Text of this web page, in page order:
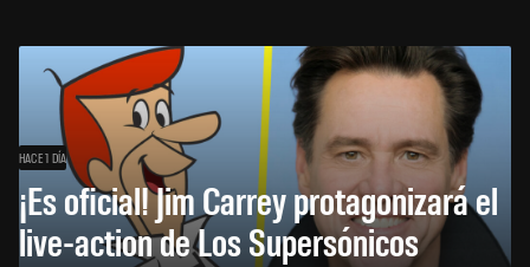
HACE 1 DÍA
¡Es oficial! Jim Carrey protagonizará el
live-action de Los Supersónicos